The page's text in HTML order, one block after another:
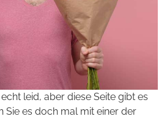
leid, aber diese Seite gibt es
Sie es doch mal mit einer der